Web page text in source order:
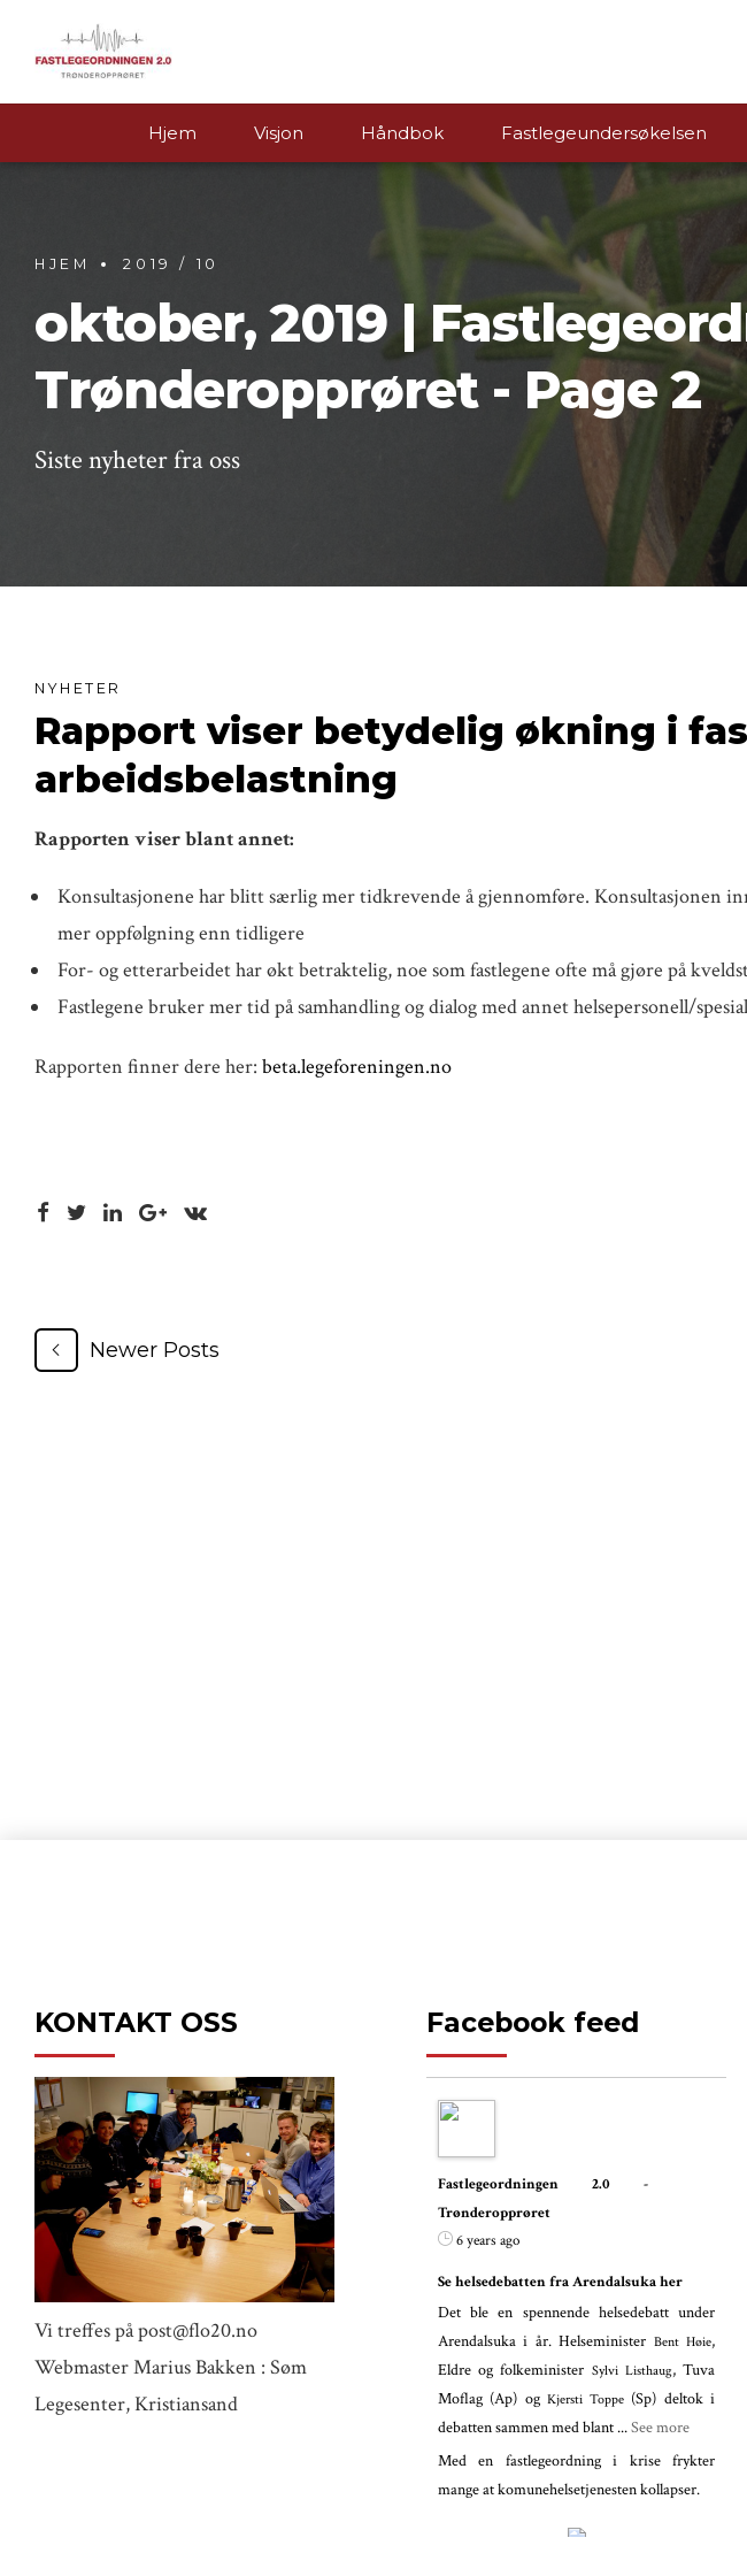
Hjem Visjon Håndbok Fastlegeundersøkelsen
HJEM 2019 / 10
oktober, 2019 |
Trønderopprøret - Page 2
Siste nyheter fra oss
NYHETER
Rapport viser betydelig økning i
arbeidsbelastning
Rapporten viser blant annet:
Konsultasjonene har blitt særlig mer tidkrevende å gjennomføre. Konsultasjonen
mer oppfølgning enn tidligere
For- og etterarbeidet har økt betraktelig, noe som fastlegene ofte må gjøre på
Fastlegene bruker mer tid på samhandling og dialog med annet helsepersonell/
Rapporten finner dere her: beta.legeforeningen.no
Newer Posts
KONTAKT OSS
Vi treffes på post@flo20.no
Webmaster Marius Bakken : Søm
Legesenter, Kristiansand
Facebook feed
Fastlegeordningen 2.0 -
Trønderopprøret
6 years ago
Se helsedebatten fra Arendalsuka her
Det ble en spennende helsedebatt under
Arendalsuka i år. Helseminister Bent Høie,
Eldre og folkeminister Sylvi Listhaug, Tuva
Moflag (Ap) og Kjersti Toppe (Sp) deltok i
debatten sammen med blant...See more
Med en fastlegeordning i krise frykter
mange at komunehelsetjenesten kollapser.